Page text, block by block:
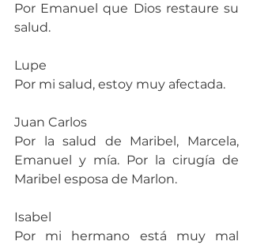
Por Emanuel que Dios restaure su
salud.
Lupe
Por mi salud, estoy muy afectada.
Juan Carlos
Por la salud de Maribel, Marcela,
Emanuel y mía. Por la cirugía de
Maribel esposa de Marlon.
Isabel
Por mi hermano está muy mal